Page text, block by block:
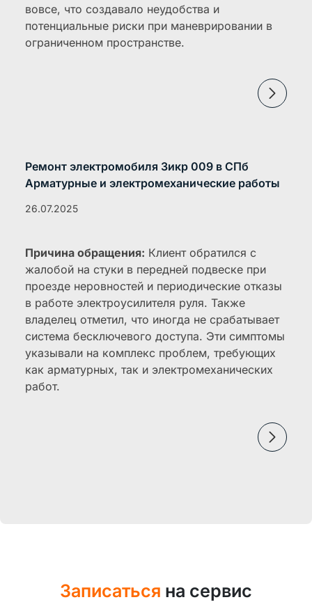
вовсе, что создавало неудобства и
потенциальные риски при маневрировании в
ограниченном пространстве.
Ремонт электромобиля Зикр 009 в СПб
Арматурные и электромеханические работы
26.07.2025
Причина обращения: Клиент обратился с
жалобой на стуки в передней подвеске при
проезде неровностей и периодические отказы
в работе электроусилителя руля. Также
владелец отметил, что иногда не срабатывает
система бесключевого доступа. Эти симптомы
указывали на комплекс проблем, требующих
как арматурных, так и электромеханических
работ.
Записаться на сервис